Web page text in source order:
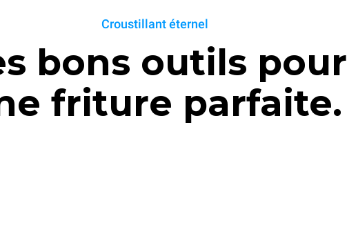
Croustillant éternel
bons outils pour
friture parfaite.